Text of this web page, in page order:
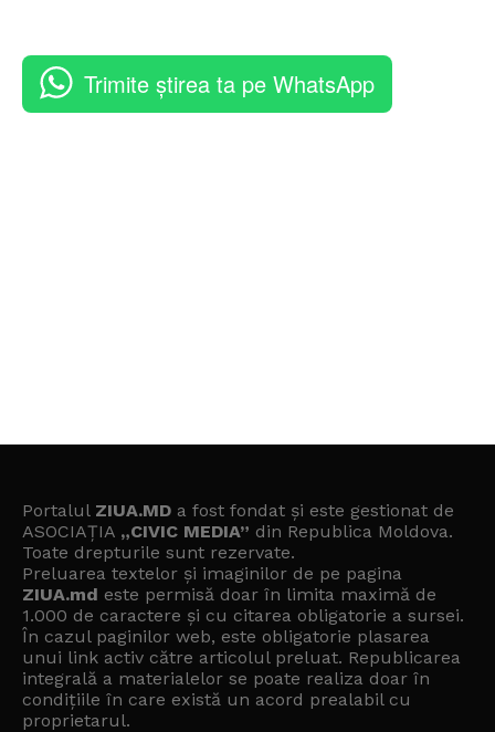
Trimite știrea ta pe WhatsApp
Portalul ZIUA.MD a fost fondat și este gestionat de
ASOCIAȚIA „CIVIC MEDIA” din Republica Moldova.
Toate drepturile sunt rezervate.
Preluarea textelor și imaginilor de pe pagina
ZIUA.md este permisă doar în limita maximă de
1.000 de caractere și cu citarea obligatorie a sursei.
În cazul paginilor web, este obligatorie plasarea
unui link activ către articolul preluat. Republicarea
integrală a materialelor se poate realiza doar în
condițiile în care există un acord prealabil cu
proprietarul.